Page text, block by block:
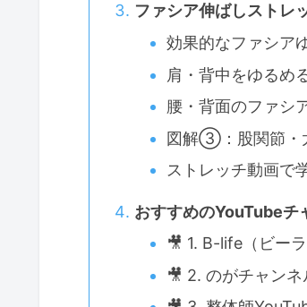
ファシア伸ばしストレ
効果的なファシア
肩・背中をゆるめ
腰・背面のファシ
図解③：股関節・
ストレッチ動画で
おすすめのYouTubeチ
🎥 1. B-life（ビー
🎥 2. のがチャンネ